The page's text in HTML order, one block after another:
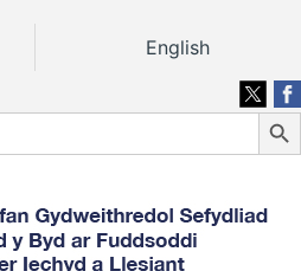
English